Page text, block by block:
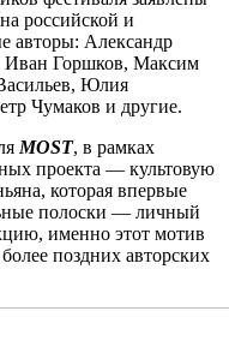
российской и
авторы: Александр
Горшков, Максим
Юлия
Чумаков и другие.
MOST, в рамках
проекта — культовую
которая впервые
полоски — личный
именно этот мотив
поздних авторских